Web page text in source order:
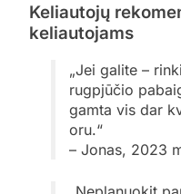
Keliautojų
keliautojams
„Jei galite –
rugpjūčio
gamta vis dar
oru.“
– Jonas, 2023